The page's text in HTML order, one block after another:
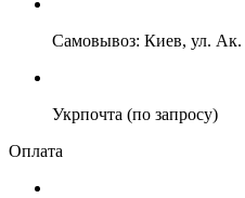
Самовывоз: Киев, ул. Ак.
Укрпочта (по запросу)
Оплата